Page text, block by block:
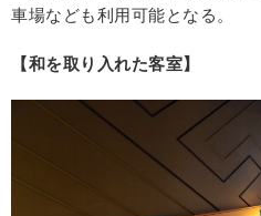
車場なども利用可能となる。
【和を取り入れた客室】